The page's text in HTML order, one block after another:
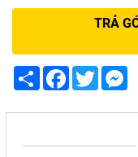
TRẢ
ShareFacebook
Twitter